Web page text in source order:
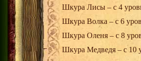
Шкура Лисы – с 4
Шкура Волка – с 6
Шкура Оленя – с 8
Шкура Медведя – с 10